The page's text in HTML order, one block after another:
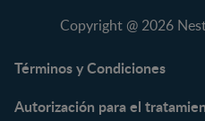
NAN® Optipro® 3
NAN® Supreme 3
NESTUM®
Copyright @ 2026
Términos y Condiciones
Autorización para el